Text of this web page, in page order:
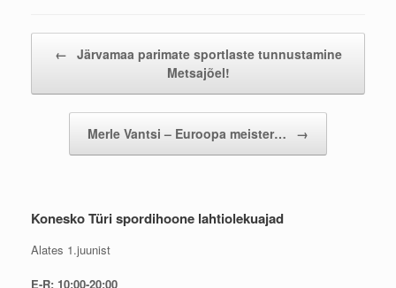
← Järvamaa parimate sportlaste tunnustamine
Metsajõel!
Merle Vantsi – Euroopa meister… →
Konesko Türi spordihoone lahtiolekuajad
Alates 1.juunist
E-R: 10:00-20:00